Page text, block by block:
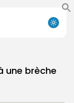
une brèche